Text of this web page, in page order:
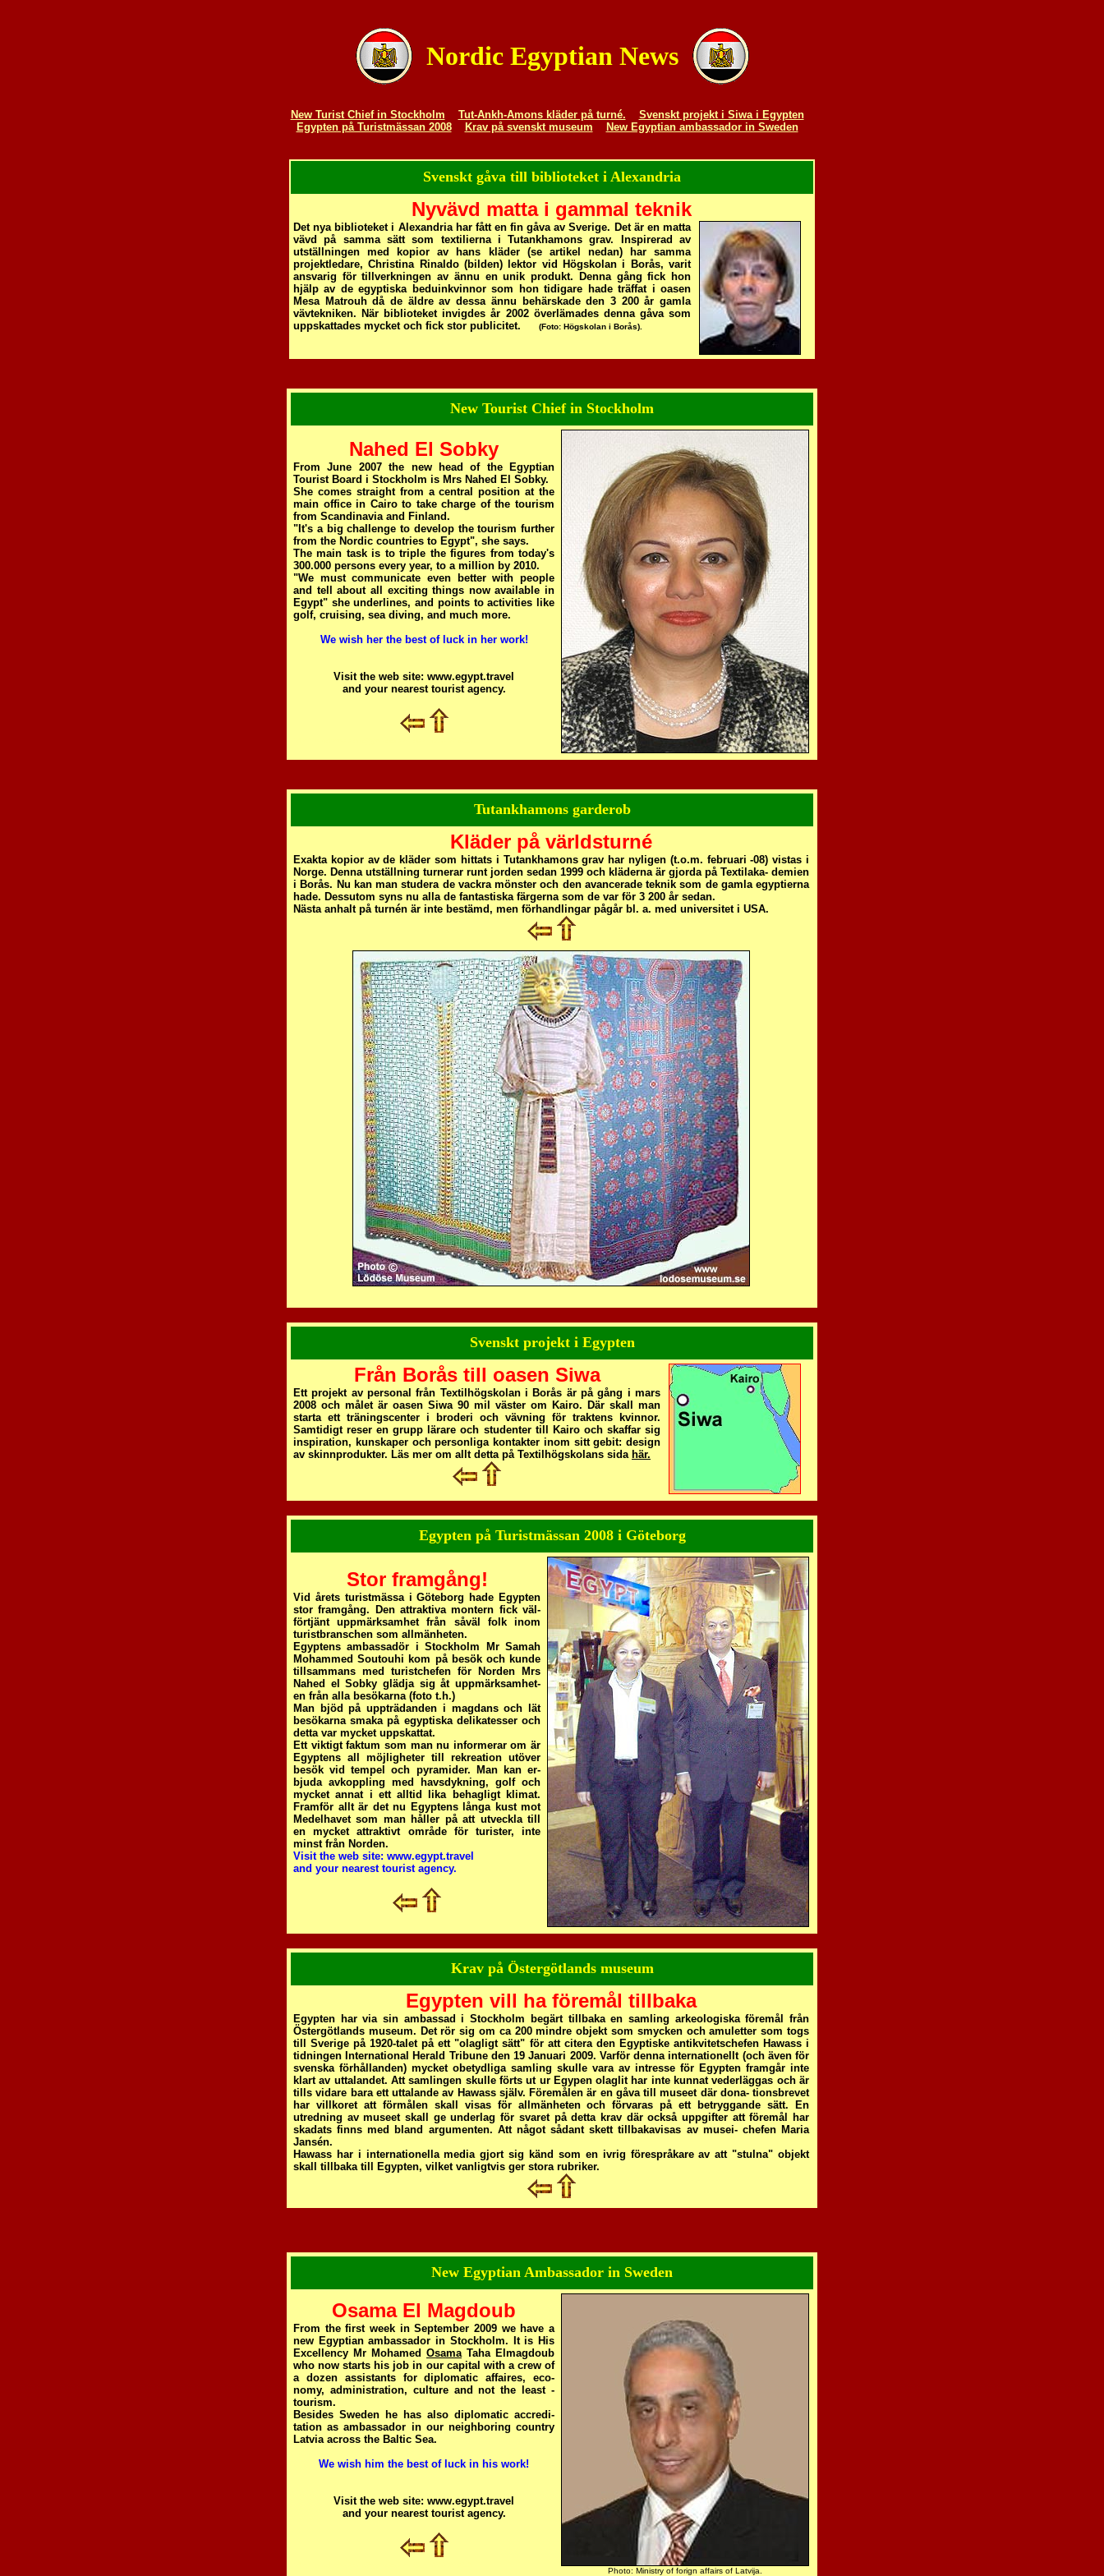
Nordic Egyptian News
New Turist Chief in Stockholm Tut-Ankh-Amons kläder på turné.
Svenskt projekt i Siwa i Egypten
Egypten på Turistmässan 2008
Krav på svenskt museum New Egyptian ambassador in Sweden
Svenskt gåva till biblioteket i Alexandria
Nyvävd matta i gammal teknik
Det nya biblioteket i Alexandria har fått en fin gåva av Sverige. Det är en matta
vävd på samma sätt som textilierna i Tutankhamons grav. Inspirerad av
utställningen med kopior av hans kläder (se artikel nedan) har samma
projektledare, Christina Rinaldo (bilden) lektor vid Högskolan i Borås, varit
ansvarig för tillverkningen av ännu en unik produkt. Denna gång fick hon
hjälp av de egyptiska beduinkvinnor som hon tidigare hade träffat i oasen
Mesa Matrouh då de äldre av dessa ännu behärskade den 3 200 år gamla
vävtekniken. När biblioteket invigdes år 2002 överlämades denna gåva som
uppskattades mycket och fick stor publicitet.
(Foto: Högskolan i Borås).
New Tourist Chief in Stockholm
Nahed El Sobky
From June 2007 the new head of the Egyptian
Tourist Board i Stockholm is Mrs Nahed El Sobky.
She comes straight from a central position at the
main office in Cairo to take charge of the tourism
from Scandinavia and Finland.
"It's a big challenge to develop the tourism further
from the Nordic countries to Egypt", she says.
The main task is to triple the figures from today's
300.000 persons every year, to a million by 2010.
"We must communicate even better with people
and tell about all exciting things now available in
Egypt" she underlines, and points to activities like
golf, cruising, sea diving, and much more.
We wish her the best of luck in her work!
Visit the web site: www.egypt.travel
and your nearest tourist agency.
Tutankhamons garderob
Kläder på världsturné
Exakta kopior av de kläder som hittats i Tutankhamons grav har nyligen (t.o.m. februari -08) vistas i
Norge. Denna utställning turnerar runt jorden sedan 1999 och kläderna är gjorda på Textilaka- demien
i Borås. Nu kan man studera de vackra mönster och den avancerade teknik som de gamla egyptierna
hade. Dessutom syns nu alla de fantastiska färgerna som de var för 3 200 år sedan.
Nästa anhalt på turnén är inte bestämd, men förhandlingar pågår bl. a. med universitet i USA.
Svenskt projekt i Egypten
Från Borås till oasen Siwa
Ett projekt av personal från Textilhögskolan i Borås är på gång i mars
2008 och målet är oasen Siwa 90 mil väster om Kairo. Där skall man
starta ett träningscenter i broderi och vävning för traktens kvinnor.
Samtidigt reser en grupp lärare och studenter till Kairo och skaffar sig
inspiration, kunskaper och personliga kontakter inom sitt gebit: design
av skinnprodukter. Läs mer om allt detta på Textilhögskolans sida här.
Egypten på Turistmässan 2008 i Göteborg
Stor framgång!
Vid årets turistmässa i Göteborg hade Egypten
stor framgång. Den attraktiva montern fick väl-
förtjänt uppmärksamhet från såväl folk inom
turistbranschen som allmänheten.
Egyptens ambassadör i Stockholm Mr Samah
Mohammed Soutouhi kom på besök och kunde
tillsammans med turistchefen för Norden Mrs
Nahed el Sobky glädja sig åt uppmärksamhet-
en från alla besökarna (foto t.h.)
Man bjöd på uppträdanden i magdans och lät
besökarna smaka på egyptiska delikatesser och
detta var mycket uppskattat.
Ett viktigt faktum som man nu informerar om är
Egyptens all möjligheter till rekreation utöver
besök vid tempel och pyramider. Man kan er-
bjuda avkoppling med havsdykning, golf och
mycket annat i ett alltid lika behagligt klimat.
Framför allt är det nu Egyptens långa kust mot
Medelhavet som man håller på att utveckla till
en mycket attraktivt område för turister, inte
minst från Norden.
Visit the web site: www.egypt.travel
and your nearest tourist agency.
Krav på Östergötlands museum
Egypten vill ha föremål tillbaka
Egypten har via sin ambassad i Stockholm begärt tillbaka en samling arkeologiska föremål från
Östergötlands museum. Det rör sig om ca 200 mindre objekt som smycken och amuletter som togs
till Sverige på 1920-talet på ett "olagligt sätt" för att citera den Egyptiske antikvitetschefen Hawass i
tidningen International Herald Tribune den 19 Januari 2009. Varför denna internationellt (och även för
svenska förhållanden) mycket obetydliga samling skulle vara av intresse för Egypten framgår inte
klart av uttalandet. Att samlingen skulle förts ut ur Egypen olaglit har inte kunnat vederläggas och är
tills vidare bara ett uttalande av Hawass själv. Föremålen är en gåva till museet där dona- tionsbrevet
har villkoret att förmålen skall visas för allmänheten och förvaras på ett betryggande sätt. En
utredning av museet skall ge underlag för svaret på detta krav där också uppgifter att föremål har
skadats finns med bland argumenten. Att något sådant skett tillbakavisas av musei- chefen Maria
Jansén.
Hawass har i internationella media gjort sig känd som en ivrig förespråkare av att "stulna" objekt
skall tillbaka till Egypten, vilket vanligtvis ger stora rubriker.
New Egyptian Ambassador in Sweden
Osama El Magdoub
From the first week in September 2009 we have a
new Egyptian ambassador in Stockholm. It is His
Excellency Mr Mohamed Osama Taha Elmagdoub
who now starts his job in our capital with a crew of
a dozen assistants for diplomatic affaires, eco-
nomy, administration, culture and not the least -
tourism.
Besides Sweden he has also diplomatic accredi-
tation as ambassador in our neighboring country
Latvia across the Baltic Sea.
We wish him the best of luck in his work!
Visit the web site: www.egypt.travel
and your nearest tourist agency.
Photo: Ministry of forign affairs of Latvija.